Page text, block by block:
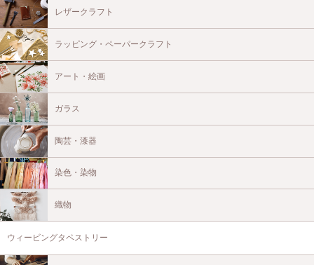
レザークラフト
ラッピング・ペーパークラフト
アート・絵画
ガラス
陶芸・漆器
染色・染物
織物
ウィービングタペストリー